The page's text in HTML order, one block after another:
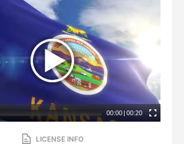
00:00 | 00:20
LICENSE INFO